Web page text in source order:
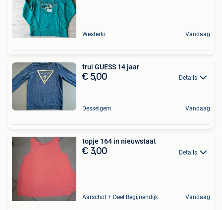
Westerlo Vandaag
trui GUESS 14 jaar
€ 5,00 Details
Desselgem Vandaag
topje 164 in nieuwstaat
€ 3,00 Details
Aarschot + Deel Begijnendijk Vandaag